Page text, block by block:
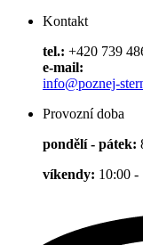
Kontakt
tel.: +420 739
e-mail:
info@poznej-
Provozní doba
pondělí - pátek:
víkendy: 10:00 -